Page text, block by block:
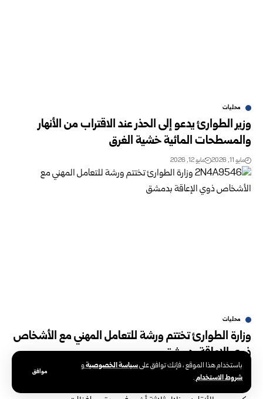
باستخدام هذا الموقع ، فإنك توافق علىسياسة الخصوصيةو
شروط الاستخدام.
موافق
محليات
وزير الطوارئ يدعو إلى الحذر عند الاقتراب من الأنهار
‏والمسطحات المائية خشية الغرق
مايو 11, 2026 مايو 12, 2026
محليات
وزارة الطوارئ تختتم ورشة للتعامل المهني مع الأشخاص
ذوي الإعاقة بدمشق
مايو 6, 2026 مايو 6, 2026